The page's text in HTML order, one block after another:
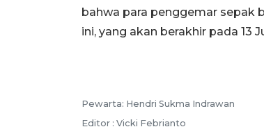
bahwa para penggemar sepak
ini, yang akan berakhir pada 13
Pewarta: Hendri Sukma Indrawan
Editor : Vicki Febrianto